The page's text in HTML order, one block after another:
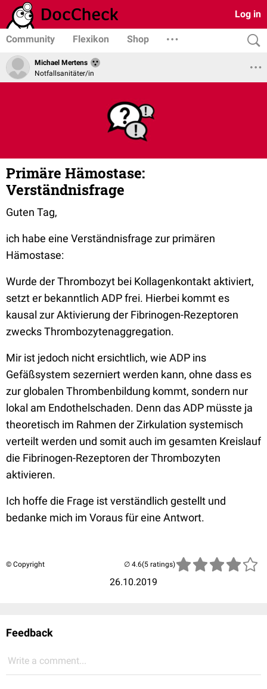
Log in
Community Flexikon Shop
Michael Mertens
Notfallsanitäter/in
Primäre Hämostase:
Verständnisfrage
Guten Tag,
ich habe eine Verständnisfrage zur primären
Hämostase:
Wurde der Thrombozyt bei Kollagenkontakt aktiviert,
setzt er bekanntlich ADP frei. Hierbei kommt es
kausal zur Aktivierung der Fibrinogen-Rezeptoren
zwecks Thrombozytenaggregation.
Mir ist jedoch nicht ersichtlich, wie ADP ins
Gefäßsystem sezerniert werden kann, ohne dass es
zur globalen Thrombenbildung kommt, sondern nur
lokal am Endothelschaden. Denn das ADP müsste ja
theoretisch im Rahmen der Zirkulation systemisch
verteilt werden und somit auch im gesamten Kreislauf
die Fibrinogen-Rezeptoren der Thrombozyten
aktivieren.
Ich hoffe die Frage ist verständlich gestellt und
bedanke mich im Voraus für eine Antwort.
© Copyright
26.10.2019
(5 ratings)
Feedback
Write a comment...